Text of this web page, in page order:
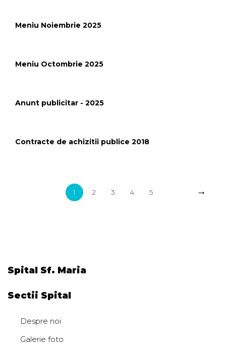
Meniu Noiembrie 2025
Meniu Octombrie 2025
Anunt publicitar - 2025
Contracte de achizitii publice 2018
1 2 3 4 5 →
Spital Sf. Maria
Sectii Spital
Despre noi
Galerie foto